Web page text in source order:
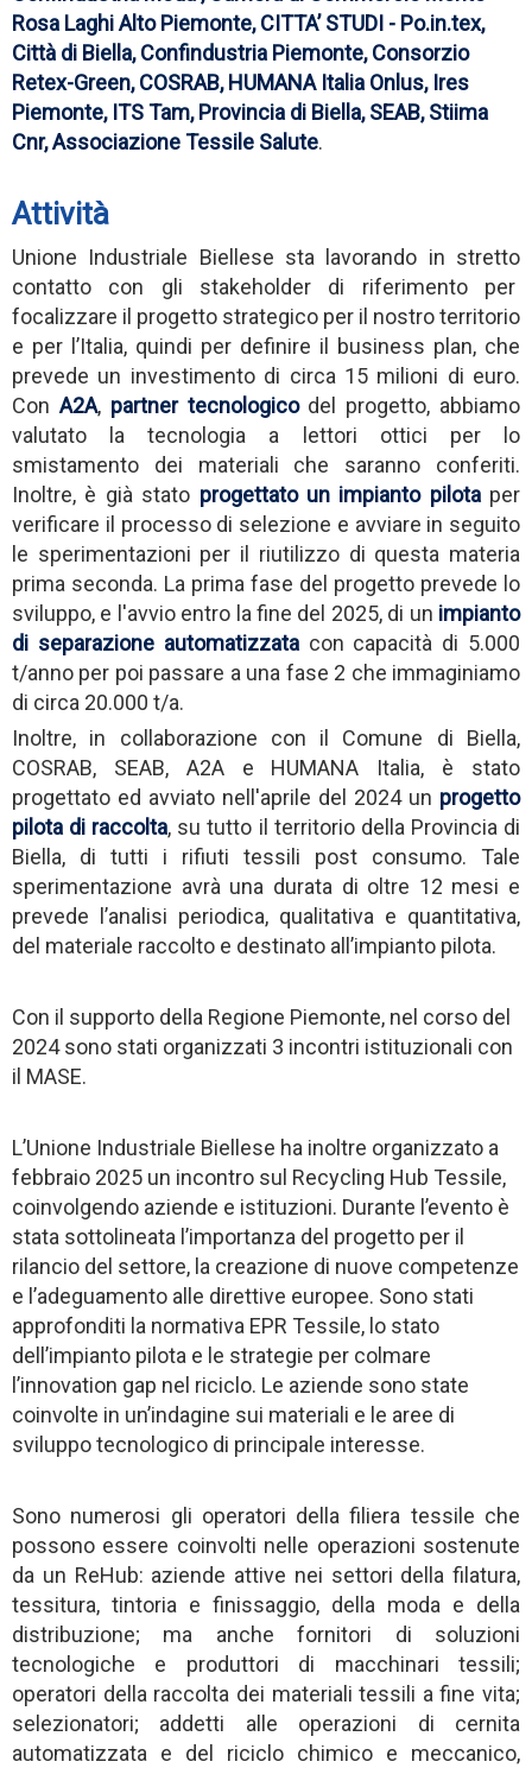
Rosa Laghi Alto Piemonte, CITTA’ STUDI - Po.in.tex,
Città di Biella, Confindustria Piemonte, Consorzio
Retex-Green, COSRAB, HUMANA Italia Onlus, Ires
Piemonte, ITS Tam, Provincia di Biella, SEAB, Stiima
Cnr, Associazione Tessile Salute.
Attività
Unione Industriale Biellese sta lavorando in stretto
contatto con gli stakeholder di riferimento per
focalizzare il progetto strategico per il nostro territorio
e per l’Italia, quindi per definire il business plan, che
prevede un investimento di circa 15 milioni di euro.
Con A2A, partner tecnologicodel progetto, abbiamo
valutato la tecnologia a lettori ottici per lo
smistamento dei materiali che saranno conferiti.
Inoltre, è già stato progettato un impianto pilota per
verificare il processo di selezione e avviare in seguito
le sperimentazioni per il riutilizzo di questa materia
prima seconda. La prima fase del progetto prevede lo
sviluppo, e l'avvio entro la fine del 2025, di un impianto
di separazione automatizzatacon capacità di 5.000
t/anno per poi passare a una fase 2 che immaginiamo
di circa 20.000 t/a.
Inoltre, in collaborazione con il Comune di Biella,
COSRAB, SEAB, A2A e HUMANA Italia, è stato
progettato ed avviato nell'aprile del 2024 un progetto
pilota di raccolta, su tutto il territorio della Provincia di
Biella, di tutti i rifiuti tessili post consumo. Tale
sperimentazione avrà una durata di oltre 12 mesi e
prevede l’analisi periodica, qualitativa e quantitativa,
del materiale raccolto e destinato all’impianto pilota.
Con il supporto della Regione Piemonte, nel corso del
2024 sono stati organizzati 3 incontri istituzionali con
il MASE.
L’Unione Industriale Biellese ha inoltre organizzato a
febbraio 2025 un incontro sul Recycling Hub Tessile,
coinvolgendo aziende e istituzioni. Durante l’evento è
stata sottolineata l’importanza del progetto per il
rilancio del settore, la creazione di nuove competenze
e l’adeguamento alle direttive europee. Sono stati
approfonditi la normativa EPR Tessile, lo stato
dell’impianto pilota e le strategie per colmare
l’innovation gap nel riciclo. Le aziende sono state
coinvolte in un’indagine sui materiali e le aree di
sviluppo tecnologico di principale interesse.
Sono numerosi gli operatori della filiera tessile che
possono essere coinvolti nelle operazioni sostenute
da un ReHub: aziende attive nei settori della filatura,
tessitura, tintoria e finissaggio, della moda e della
distribuzione; ma anche fornitori di soluzioni
tecnologiche e produttori di macchinari tessili;
operatori della raccolta dei materiali tessili a fine vita;
selezionatori; addetti alle operazioni di cernita
automatizzata e del riciclo chimico e meccanico,